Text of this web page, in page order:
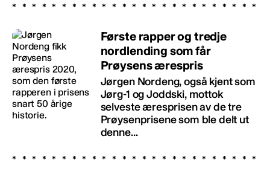
Første rapper og tredje
nordlending som får
Prøysens ærespris
Jørgen Nordeng, også kjent som
Jørg-1 og Joddski, mottok
selveste æresprisen av de tre
Prøysenprisene som ble delt ut
denne...